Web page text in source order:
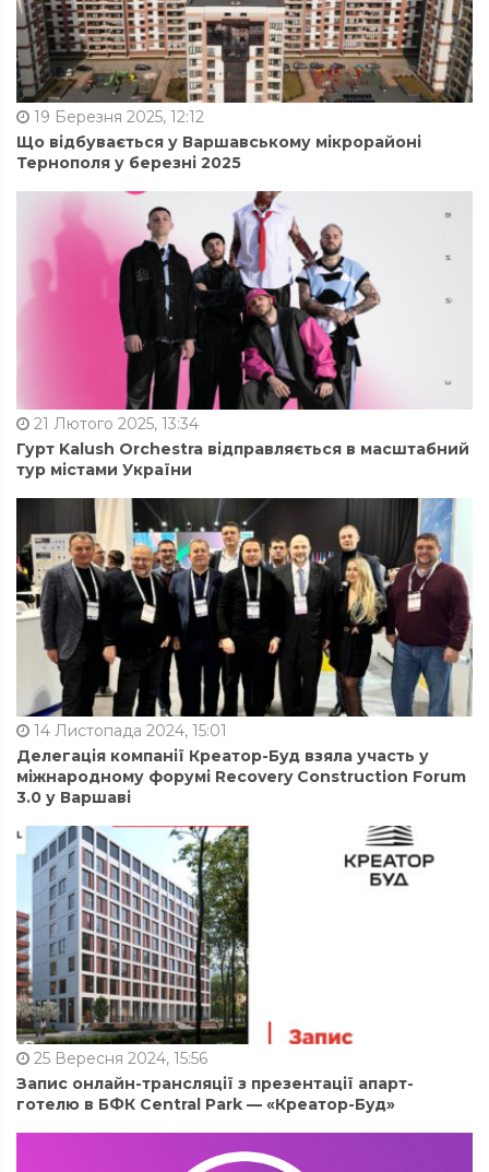
19 Березня 2025, 12:12
Що відбувається у Варшавському мікрорайоні
Тернополя у березні 2025
21 Лютого 2025, 13:34
Гурт Kalush Orchestra відправляється в масштабний
тур містами України
14 Листопада 2024, 15:01
Делегація компанії Креатор-Буд взяла участь у
міжнародному форумі Recovery Construction Forum
3.0 у Варшаві
25 Вересня 2024, 15:56
Запис онлайн-трансляції з презентації апарт-
готелю в БФК Central Park — «Креатор-Буд»